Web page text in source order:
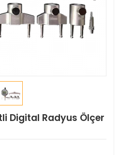
Digital Radyus Ölçer